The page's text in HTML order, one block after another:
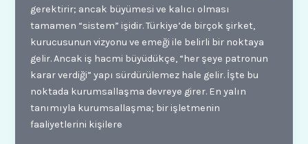
gerektirir; ancak büyümesi ve kalıcı olması
tamamen “sistem” işidir. Türkiye’de birçok şirket,
kurucusunun vizyonu ve emeği ile belirli bir noktaya
gelir. Ancak iş hacmi büyüdükçe, “her şeye patronun
karar verdiği” yapı sürdürülemez hale gelir. İşte bu
noktada kurumsallaşma devreye girer. En yalın
tanımıyla kurumsallaşma; bir işletmenin
faaliyetlerini kişilere